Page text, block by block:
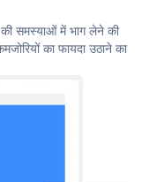
समस्याओं में भाग लेने की
का फायदा उठाने का